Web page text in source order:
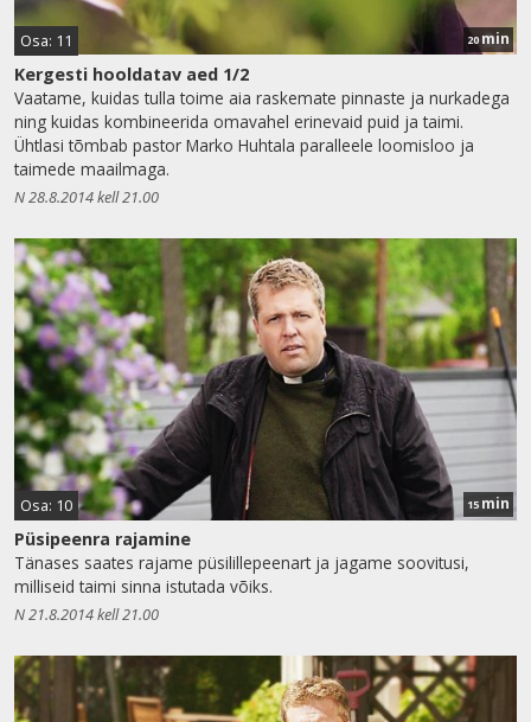
Osa: 11 20 min
Kergesti hooldatav aed 1/2
Vaatame, kuidas tulla toime aia raskemate pinnaste ja nurkadega
ning kuidas kombineerida omavahel erinevaid puid ja taimi.
Ühtlasi tõmbab pastor Marko Huhtala paralleele loomisloo ja
taimede maailmaga.
N 28.8.2014 kell 21.00
Osa: 10 15 min
Püsipeenra rajamine
Tänases saates rajame püsilillepeenart ja jagame soovitusi,
milliseid taimi sinna istutada võiks.
N 21.8.2014 kell 21.00